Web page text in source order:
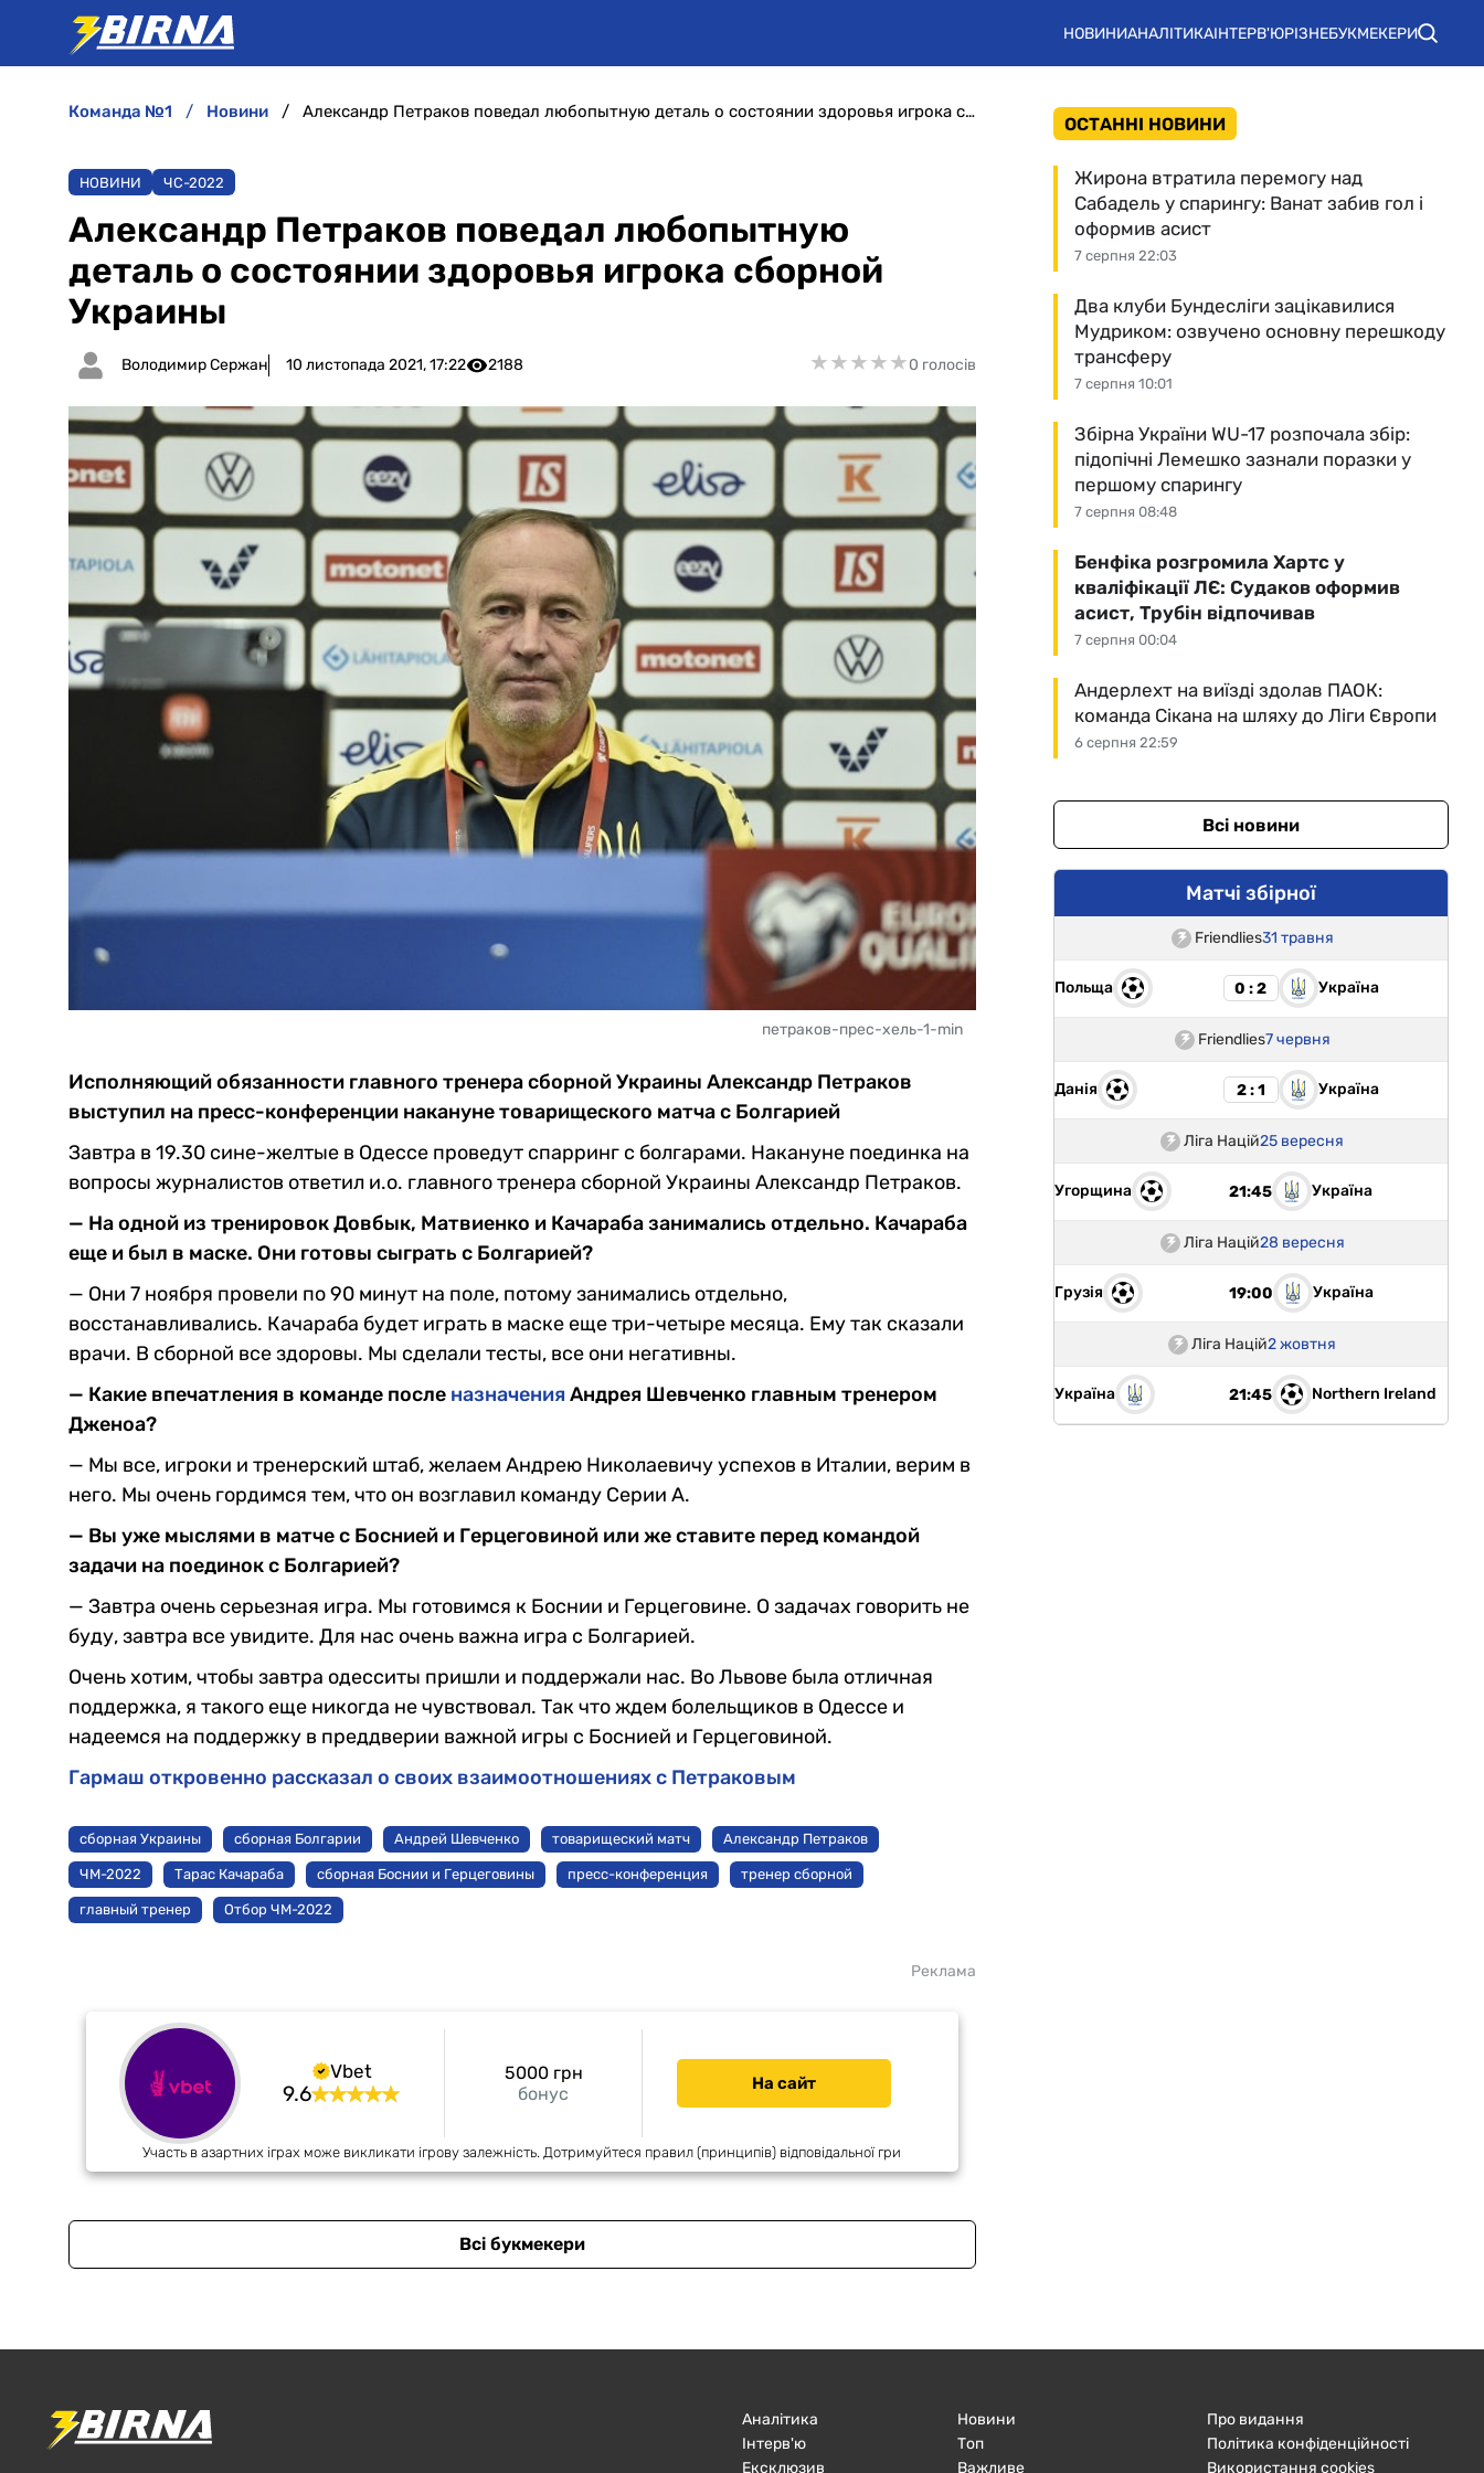
НОВИНИАНАЛІТИКАІНТЕРВ'ЮРІЗНЕБУКМЕКЕРИ
команда №1 новини Александр Петраков поведал любопытную деталь о состоянии здоровья игрока сборной Украины
НОВИНИ ЧC-2022
Александр Петраков поведал любопытную
деталь о состоянии здоровья игрока сборной
Украины
Володимир Сержан 10 листопада 2021, 17:22 2188 ★★★★★
★★★★★0 голосів
петраков-прес-хель-1-min
Исполняющий обязанности главного тренера сборной Украины Александр Петраков
выступил на пресс-конференции накануне товарищеского матча с Болгарией
Завтра в 19.30 сине-желтые в Одессе проведут спарринг с болгарами. Накануне поединка на
вопросы журналистов ответил и.о. главного тренера сборной Украины Александр Петраков.
— На одной из тренировок Довбык, Матвиенко и Качараба занимались отдельно. Качараба
еще и был в маске. Они готовы сыграть с Болгарией?
— Они 7 ноября провели по 90 минут на поле, потому занимались отдельно,
восстанавливались. Качараба будет играть в маске еще три-четыре месяца. Ему так сказали
врачи. В сборной все здоровы. Мы сделали тесты, все они негативны.
— Какие впечатления в команде после назначения Андрея Шевченко главным тренером
Дженоа?
— Мы все, игроки и тренерский штаб, желаем Андрею Николаевичу успехов в Италии, верим в
него. Мы очень гордимся тем, что он возглавил команду Серии А.
— Вы уже мыслями в матче с Боснией и Герцеговиной или же ставите перед командой
задачи на поединок с Болгарией?
— Завтра очень серьезная игра. Мы готовимся к Боснии и Герцеговине. О задачах говорить не
буду, завтра все увидите. Для нас очень важна игра с Болгарией.
Очень хотим, чтобы завтра одесситы пришли и поддержали нас. Во Львове была отличная
поддержка, я такого еще никогда не чувствовал. Так что ждем болельщиков в Одессе и
надеемся на поддержку в преддверии важной игры с Боснией и Герцеговиной.
Гармаш откровенно рассказал о своих взаимоотношениях с Петраковым
сборная Украины сборная Болгарии Андрей Шевченко товарищеский матч Александр Петраков
ЧМ-2022 Тарас Качараба сборная Боснии и Герцеговины пресс-конференция тренер сборной
главный тренер Отбор ЧМ-2022
Реклама
Vbet
9.6 бонус
5000 грн На сайт
Участь в азартних іграх може викликати ігрову залежність. Дотримуйтеся правил (принципів) відповідальної гри
Всі букмекери
ОСТАННІ НОВИНИ
7 серпня 22:03
Жирона втратила перемогу над
Сабадель у спарингу: Ванат забив гол і
оформив асист
7 серпня 10:01
Два клуби Бундесліги зацікавилися
Мудриком: озвучено основну перешкоду
трансферу
7 серпня 08:48
Збірна України WU-17 розпочала збір:
підопічні Лемешко зазнали поразки у
першому спарингу
7 серпня 00:04
Бенфіка розгромила Хартс у
кваліфікації ЛЄ: Судаков оформив
асист, Трубін відпочивав
6 серпня 22:59
Андерлехт на виїзді здолав ПАОК:
команда Сікана на шляху до Ліги Європи
Всі новини
Матчі збірної
Friendlies31 травня
Польща 0 : 2 Україна
Friendlies7 червня
Данія 2 : 1 Україна
Ліга Націй25 вересня
Угорщина 21:45 Україна
Ліга Націй28 вересня
Грузія 19:00 Україна
Ліга Націй2 жовтня
Україна 21:45 Northern Ireland
Аналітика
Інтерв'ю
Ексклюзив
Новини
Топ
Важливе
Про видання
Політика конфіденційності
Використання cookies